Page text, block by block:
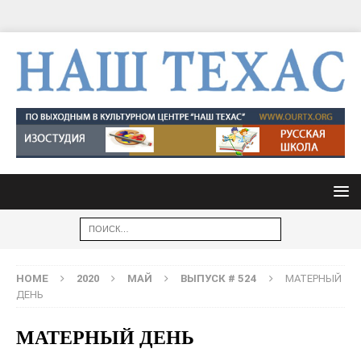
HOME 2020 МАЙ ВЫПУСК # 524
МАТЕРНЫЙ
ДЕНЬ
МАТЕРНЫЙ ДЕНЬ